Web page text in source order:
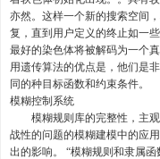
亦然。这样一个新的搜索空间
复，直到用户定义的终止如一
最好的染色体将被解码为一个
用遗传算法的优点是，他们是
同的种目标函数和约束条件。
模糊控制系统
模糊规则库的完整性，主观
战性的问题的模糊建模中的应
出的影响。 “模糊规则和隶属